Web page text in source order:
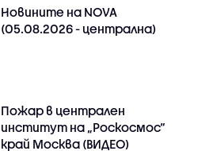
Новините на NOVA
(05.08.2026 - централна)
Пожар в централен
институт на „Роскосмос“
край Москва (ВИДЕО)